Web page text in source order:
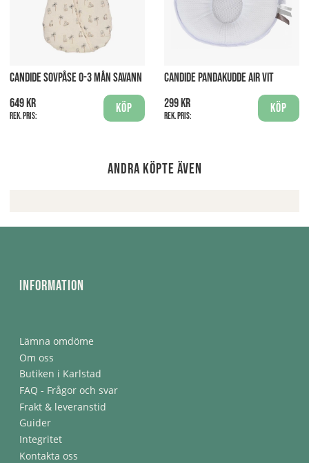
CANDIDE SOVPÅSE 0-3 MÅN SAVANN
649 kr
Rek. pris:
Köp
CANDIDE PANDAKUDDE AIR VIT
299 kr
Rek. pris:
Köp
Andra köpte även
Information
Lämna omdöme
Om oss
Butiken i Karlstad
FAQ - Frågor och svar
Frakt & leveranstid
Guider
Integritet
Kontakta oss